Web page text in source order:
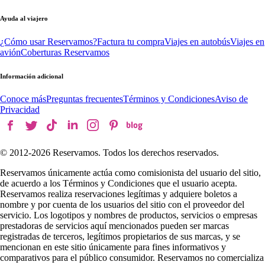
Ayuda al viajero
¿Cómo usar Reservamos?Factura tu compraViajes en autobúsViajes en
aviónCoberturas Reservamos
Información adicional
Conoce másPreguntas frecuentesTérminos y CondicionesAviso de
Privacidad
© 2012-2026 Reservamos. Todos los derechos reservados.
Reservamos únicamente actúa como comisionista del usuario del sitio,
de acuerdo a los Términos y Condiciones que el usuario acepta.
Reservamos realiza reservaciones legítimas y adquiere boletos a
nombre y por cuenta de los usuarios del sitio con el proveedor del
servicio. Los logotipos y nombres de productos, servicios o empresas
prestadoras de servicios aquí mencionados pueden ser marcas
registradas de terceros, legítimos propietarios de sus marcas, y se
mencionan en este sitio únicamente para fines informativos y
comparativos para el público consumidor. Reservamos no comercializa